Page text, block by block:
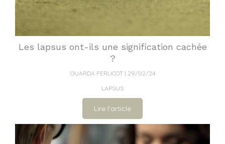
Les lapsus ont-ils une signification cachée
?
OUARDA FERLICOT
29/02/24
LAPSUS
Lire l'article